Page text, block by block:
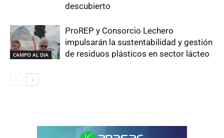
descubierto
CAMPO AL DIA
ProREP y Consorcio Lechero
impulsarán la sustentabilidad y gestión
de residuos plásticos en sector lácteo